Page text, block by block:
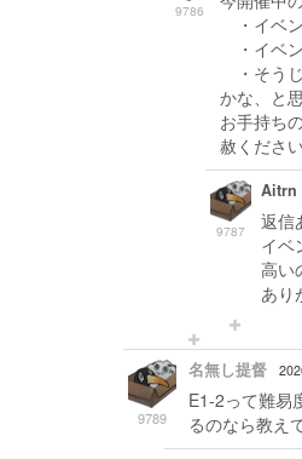
9786
・イベ
・イベ
・そう
かな、と
お手持ち
赦ください
9787
Aitrn
返信
イベ
高い
あり
9789
名無し提督
E1-2って難易
るのなら教え